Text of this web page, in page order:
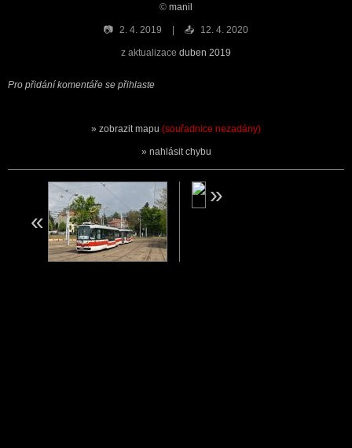
© manil
📷 2. 4. 2019 📤 12. 4. 2020
z aktualizace duben 2019
Pro přidání komentáře se přihlaste
zobrazit mapu (souřadnice nezadány)
nahlásit chybu